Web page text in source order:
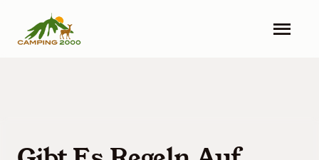
content
Einrichtungen